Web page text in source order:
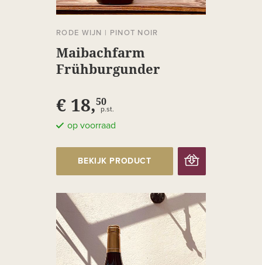
RODE WIJN | PINOT NOIR
Maibachfarm
Frühburgunder
€ 18,50
p.st.
op voorraad
BEKIJK PRODUCT